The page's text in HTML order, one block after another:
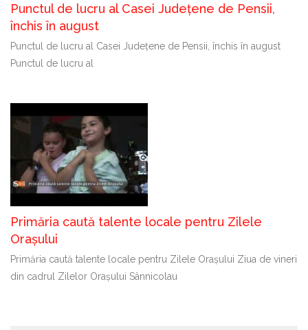
Punctul de lucru al Casei Județene de Pensii,
închis în august
Punctul de lucru al Casei Județene de Pensii, închis în august
Punctul de lucru al
Primăria caută talente locale pentru Zilele
Orașului
Primăria caută talente locale pentru Zilele Orașului Ziua de vineri
din cadrul Zilelor Orașului Sânnicolau